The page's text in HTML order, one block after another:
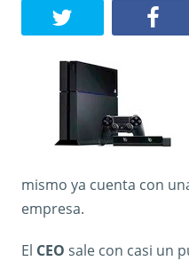
mismo ya cuenta con
empresa.
El CEO sale con casi un